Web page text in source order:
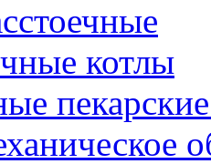
котлы